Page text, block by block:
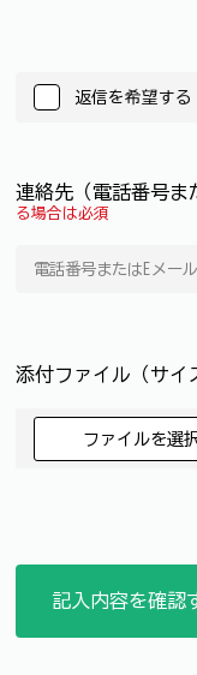
返信を希望する
連絡先（電話番号ま
る場合は必須
添付ファイル（サイ
ファイルを選